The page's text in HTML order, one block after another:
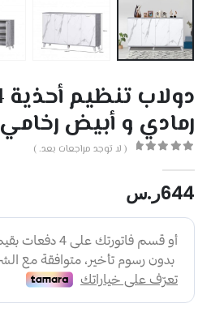
رمادي و أبيض رخامي 844
( لا توجد مراجعات بعد. )
644ر.س